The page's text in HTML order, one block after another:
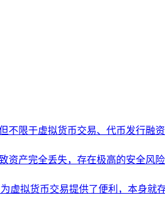
不限于虚拟货币交易、代币发行融
资产完全丢失，存在极高的安全风险
虚拟货币交易提供了便利，本身就